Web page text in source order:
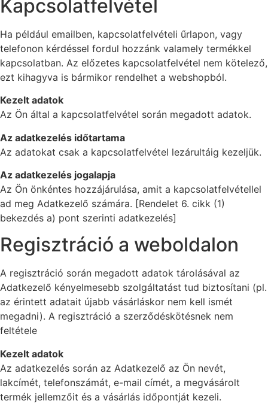
Kapcsolatfelvétel
Ha például emailben, kapcsolatfelvételi űrlapon, vagy
telefonon kérdéssel fordul hozzánk valamely termékkel
kapcsolatban. Az előzetes kapcsolatfelvétel nem kötelező,
ezt kihagyva is bármikor rendelhet a webshopból.
Kezelt adatok
Az Ön által a kapcsolatfelvétel során megadott adatok.
Az adatkezelés időtartama
Az adatokat csak a kapcsolatfelvétel lezárultáig kezeljük.
Az adatkezelés jogalapja
Az Ön önkéntes hozzájárulása, amit a kapcsolatfelvétellel
ad meg Adatkezelő számára. [Rendelet 6. cikk (1)
bekezdés a) pont szerinti adatkezelés]
Regisztráció a weboldalon
A regisztráció során megadott adatok tárolásával az
Adatkezelő kényelmesebb szolgáltatást tud biztosítani (pl.
az érintett adatait újabb vásárláskor nem kell ismét
megadni). A regisztráció a szerződéskötésnek nem
feltétele
Kezelt adatok
Az adatkezelés során az Adatkezelő az Ön nevét,
lakcímét, telefonszámát, e-mail címét, a megvásárolt
termék jellemzőit és a vásárlás időpontját kezeli.